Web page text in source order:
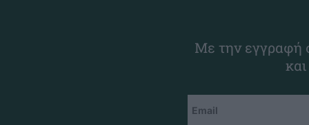
Με την εγγραφή